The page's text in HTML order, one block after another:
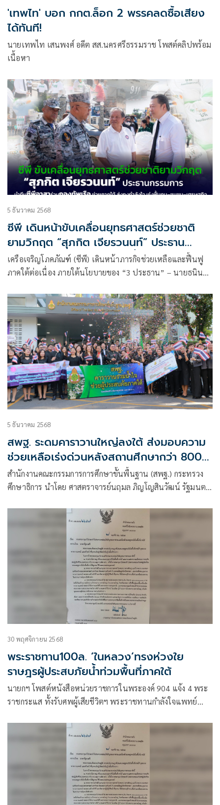
'เทพไท' บอก กกต.ล็อก 2 พรรคลดซื้อเสียง
ได้ทันที!
นายเทพไท เสนพงศ์ อดีต สส.นครศรีธรรมราช โพสต์คลิปพร้อม
เนื้อหา
5 ธันวาคม 2568
ซีพี เดินหน้าขับเคลื่อนยุทธศาสตร์ช่วยชาติ
ยามวิกฤต “สุภกิต เจียรวนนท์” ประธาน
กรรมการ นำทัพซีพีอาสาลงพื้นที่หาดใหญ่
มอบถุงกำลังใจผ่านกองทัพเรือ พร้อมเดิน
ท่วมใต้
เครือเจริญโภคภัณฑ์ (ซีพี) เดินหน้าภารกิจช่วยเหลือและฟื้นฟู
ภาคใต้ต่อเนื่อง ภายใต้นโยบายของ “3 ประธาน” – นายธนินท์
กรรมการ และนายศุภชัย เจียรวนนท์ ประธานคณะผู้บริหาร – ที่
ย้ำชัดว่าในยามที่ประเทศเผชิญภัยพิบัติ ซีพีจะต้องเป็นหนึ่งใน
กลไกสำคัญของสังคมไทย โดยใช้ศักยภาพขององค์กรสนับสนุน
ภาครัฐและชุมชนให้ยืนหยัดได้โดยเร็วที่สุด
5 ธันวาคม 2568
สพฐ. ระดมคาราวานใหญ่ลงใต้ ส่งมอบความ
ช่วยเหลือเร่งด่วนหลังสถานศึกษากว่า 800
แห่งได้รับผลกระทบจากอุทกภัย ดร.ศักดิ์สิน
โรจน์สราญรมย์ หนุนรถบรรทุกเสริมกำลัง
เคียงข้างครู-นักเรียนจนกว่าสถานการณ์จะ
คลี่คลาย.
สำนักงานคณะกรรมการการศึกษาขั้นพื้นฐาน (สพฐ.) กระทรวง
ศึกษาธิการ นำโดย ศาสตราจารย์นฤมล ภิญโญสินวัฒน์ รัฐมนตรี
ช่วยเหลืออุทกภัยในพื้นที่ภาคใต้ ประจำปี 2568” เพื่อส่งมอบ
ความช่วยเหลือเร่งด่วนให้แก่สถานศึกษา นักเรียน ครู และ
บุคลากรที่ได้รับผลกระทบจากน้ำท่วมหลายจังหวัดในภาคใต้
30 พฤศจิกายน 2568
พระราชทาน100ล. ‘ในหลวง’ทรงห่วงใย
ราษฎรผู้ประสบภัยนํ้าท่วมพื้นที่ภาคใต้
นายกฯ โพสต์หนังสือหน่วยราชการในพระองค์ 904 แจ้ง 4 พระ
ราชกระแส ทั้งรับศพผู้เสียชีวิตฯ พระราชทานกำลังใจแพทย์